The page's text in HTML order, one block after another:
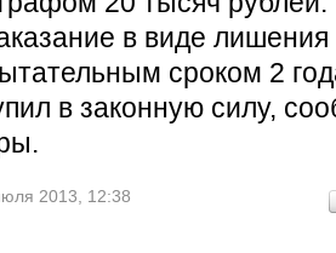
в виде
сроком 2
в законную силу,
2013, 12:38